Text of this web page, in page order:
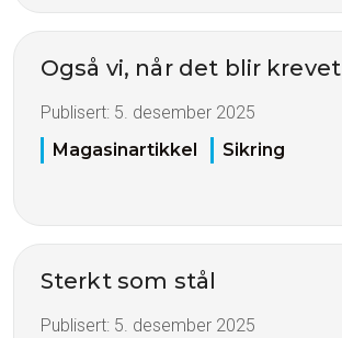
Også vi, når det blir krevet
Publisert: 5. desember 2025
Magasinartikkel
Sikring
Sterkt som stål
Publisert: 5. desember 2025